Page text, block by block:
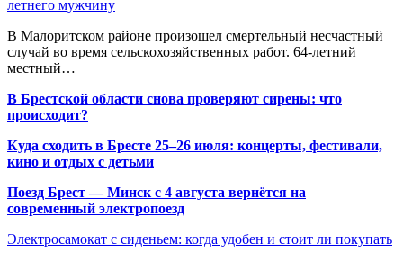
летнего мужчину
В Малоритском районе произошел смертельный несчастный
случай во время сельскохозяйственных работ. 64-летний
местный…
В Брестской области снова проверяют сирены: что
происходит?
Куда сходить в Бресте 25–26 июля: концерты, фестивали,
кино и отдых с детьми
Поезд Брест — Минск с 4 августа вернётся на
современный электропоезд
Электросамокат с сиденьем: когда удобен и стоит ли покупать